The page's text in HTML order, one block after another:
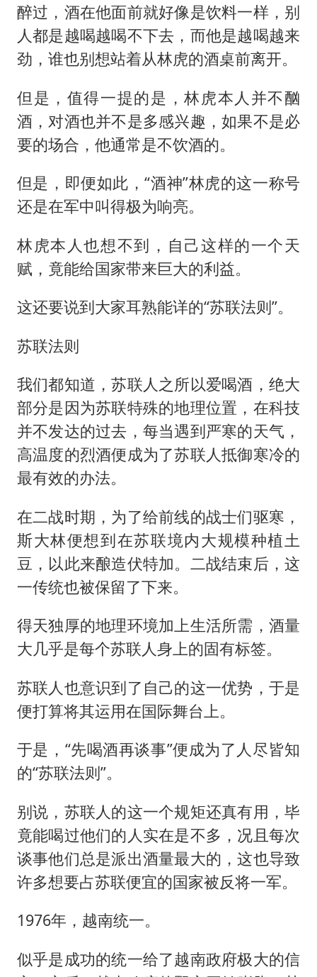
醉过，酒在他面前就好像是饮料一样，别
人都是越喝越喝不下去，而他是越喝越来
劲，谁也别想站着从林虎的酒桌前离开。
但是，值得一提的是，林虎本人并不酗
酒，对酒也并不是多感兴趣，如果不是必
要的场合，他通常是不饮酒的。
但是，即便如此，“酒神”林虎的这一称号
还是在军中叫得极为响亮。
林虎本人也想不到，自己这样的一个天
赋，竟能给国家带来巨大的利益。
这还要说到大家耳熟能详的“苏联法则”。
苏联法则
我们都知道，苏联人之所以爱喝酒，绝大
部分是因为苏联特殊的地理位置，在科技
并不发达的过去，每当遇到严寒的天气，
高温度的烈酒便成为了苏联人抵御寒冷的
最有效的办法。
在二战时期，为了给前线的战士们驱寒，
斯大林便想到在苏联境内大规模种植土
豆，以此来酿造伏特加。二战结束后，这
一传统也被保留了下来。
得天独厚的地理环境加上生活所需，酒量
大几乎是每个苏联人身上的固有标签。
苏联人也意识到了自己的这一优势，于是
便打算将其运用在国际舞台上。
于是，“先喝酒再谈事”便成为了人尽皆知
的“苏联法则”。
别说，苏联人的这一个规矩还真有用，毕
竟能喝过他们的人实在是不多，况且每次
谈事他们总是派出酒量最大的，这也导致
许多想要占苏联便宜的国家被反将一军。
1976年，越南统一。
似乎是成功的统一给了越南政府极大的信